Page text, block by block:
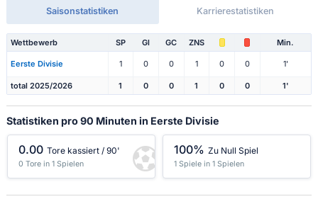
Saisonstatistiken Karrierestatistiken
Wettbewerb SP Gl GC ZNS Min.
Eerste Divisie 1 0 0 1 0 0 1'
total 2025/2026 1 0 0 1 0 0 1'
Statistiken pro 90 Minuten in Eerste Divisie
0.00 Tore kassiert / 90'
0 Tore in 1 Spielen
100% Zu Null Spiel
1 Spiele in 1 Spielen